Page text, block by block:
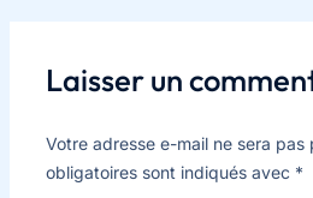
Laisser un
Votre adresse e-mail ne sera pas
obligatoires sont indiqués avec *